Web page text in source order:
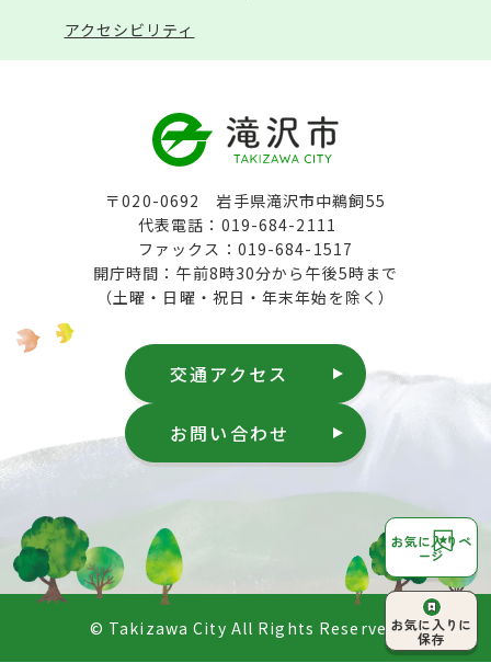
お気に入りペ
ージ
お気に入りに
保存
アクセシビリティ
〒020-0692 岩手県滝沢市中鵜飼55
代表電話：019-684-2111
ファックス：019-684-1517
開庁時間：午前8時30分から午後5時まで
（土曜・日曜・祝日・年末年始を除く）
交通アクセス
お問い合わせ
© Takizawa City All Rights Reserved.ページ上部へ
戻る